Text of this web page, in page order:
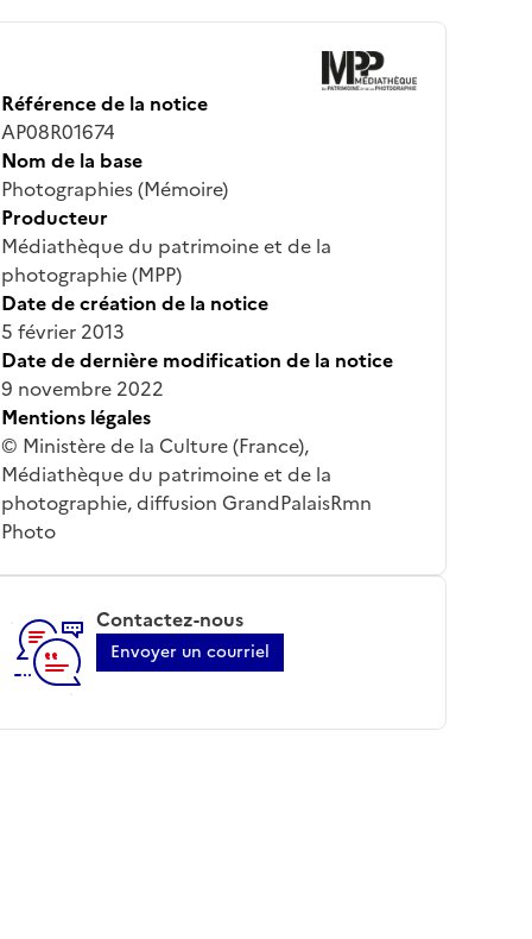
Référence de la notice
AP08R01674
Nom de la base
Photographies (Mémoire)
Producteur
Médiathèque du patrimoine et de la
photographie (MPP)
Date de création de la notice
5 février 2013
Date de dernière modification de la notice
9 novembre 2022
Mentions légales
© Ministère de la Culture (France),
Médiathèque du patrimoine et de la
photographie, diffusion GrandPalaisRmn
Photo
Contactez-nous
Envoyer un courriel